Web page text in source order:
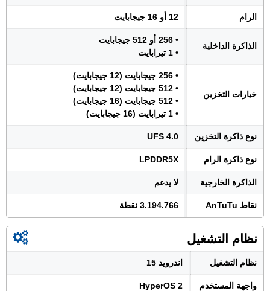
الرام 12 أو 16 جيجابايت
الذاكرة الداخلية
• 256 أو 512 جيجابايت
• 1 تيرابايت
خيارات التخزين
• 256 جيجابايت (12 جيجابايت)
• 512 جيجابايت (12 جيجابايت)
• 512 جيجابايت (16 جيجابايت)
• 1 تيرابايت (16 جيجابايت)
نوع ذاكرة التخزين UFS 4.0
نوع ذاكرة الرام LPDDR5X
الذاكرة الخارجية لا يدعم
نقاط AnTuTu 3.194.766 نقطة
نظام التشغيل
نظام التشغيل اندرويد 15
واجهة المستخدم HyperOS 2